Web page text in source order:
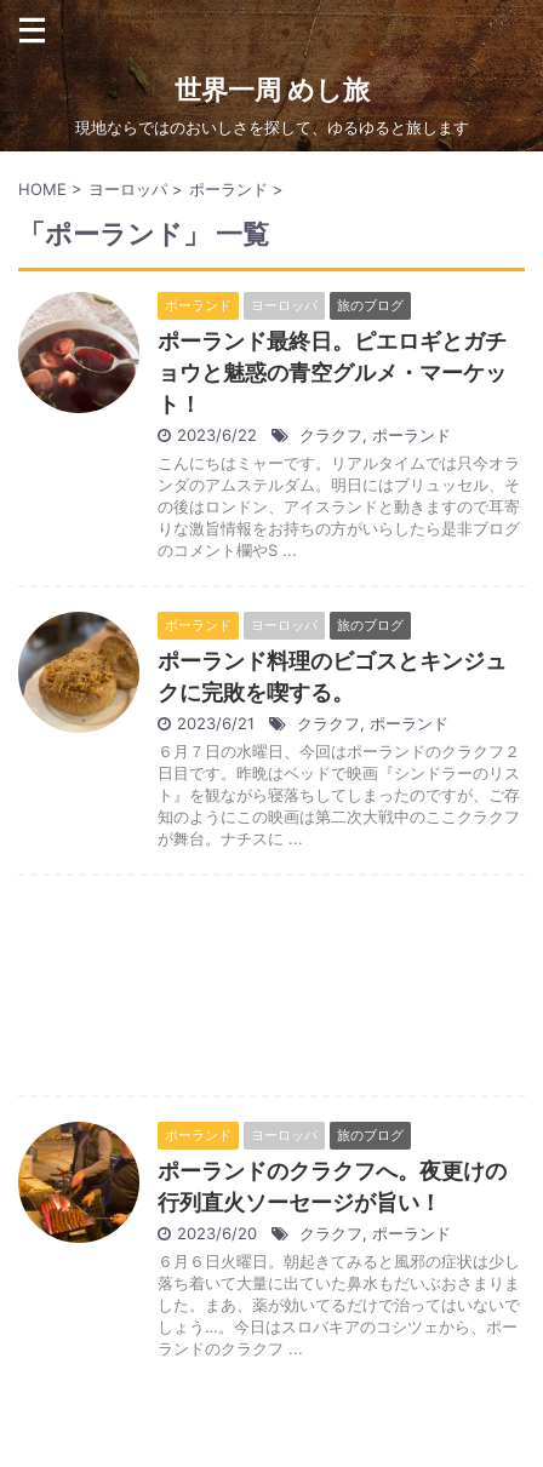
世界一周 めし旅
現地ならではのおいしさを探して、ゆるゆると旅します
HOME > ヨーロッパ > ポーランド >
「ポーランド」 一覧
ポーランド ヨーロッパ 旅のブログ
ポーランド最終日。ピエロギとガチ
ョウと魅惑の青空グルメ・マーケッ
ト！
2023/6/22 クラクフ, ポーランド
こんにちはミャーです。リアルタイムでは只今オラ
ンダのアムステルダム。明日にはブリュッセル、そ
の後はロンドン、アイスランドと動きますので耳寄
りな激旨情報をお持ちの方がいらしたら是非ブログ
のコメント欄やS ...
ポーランド ヨーロッパ 旅のブログ
ポーランド料理のビゴスとキンジュ
クに完敗を喫する。
2023/6/21 クラクフ, ポーランド
６月７日の水曜日、今回はポーランドのクラクフ２
日目です。昨晩はベッドで映画『シンドラーのリス
ト』を観ながら寝落ちしてしまったのですが、ご存
知のようにこの映画は第二次大戦中のここクラクフ
が舞台。ナチスに ...
ポーランド ヨーロッパ 旅のブログ
ポーランドのクラクフへ。夜更けの
行列直火ソーセージが旨い！
2023/6/20 クラクフ, ポーランド
６月６日火曜日。朝起きてみると風邪の症状は少し
落ち着いて大量に出ていた鼻水もだいぶおさまりま
した。まあ、薬が効いてるだけで治ってはいないで
しょう…。今日はスロバキアのコシツェから、ポー
ランドのクラクフ ...